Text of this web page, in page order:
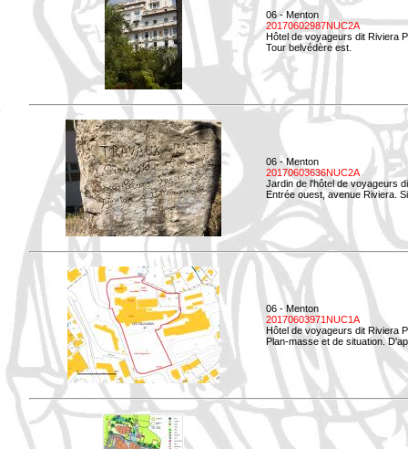
06 - Menton
20170602987NUC2A
Hôtel de voyageurs dit Riviera
Tour belvédère est.
06 - Menton
20170603636NUC2A
Jardin de l'hôtel de voyageurs
Entrée ouest, avenue Riviera.
06 - Menton
20170603971NUC1A
Hôtel de voyageurs dit Riviera
Plan-masse et de situation.